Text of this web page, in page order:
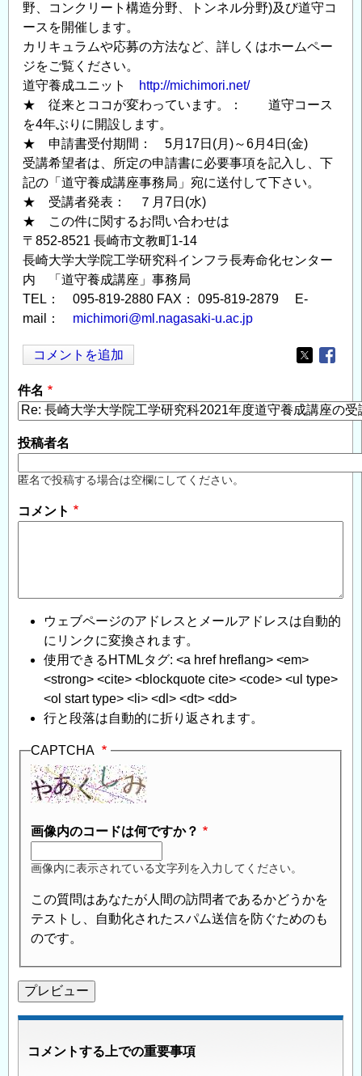
野、コンクリート構造分野、トンネル分野)及び道守コ
ースを開催します。
カリキュラムや応募の方法など、詳しくはホームペー
ジをご覧ください。
道守養成ユニット
http://michimori.net/
★ 従来とココが変わっています。： 道守コース
を4年ぶりに開設します。
★ 申請書受付期間： 5月17日(月)～6月4日(金)
受講希望者は、所定の申請書に必要事項を記入し、下
記の「道守養成講座事務局」宛に送付して下さい。
★ 受講者発表： ７月7日(水)
★ この件に関するお問い合わせは
〒852-8521 長崎市文教町1-14
長崎大学大学院工学研究科インフラ長寿命化センター
内 「道守養成講座」事務局
TEL： 095-819-2880 FAX： 095-819-2879 E-
mail： michimori@ml.nagasaki-u.ac.jp
コメントを追加
Opens in
件名
投稿者名
匿名で投稿する場合は空欄にしてください。
コメント
ウェブページのアドレスとメールアドレスは自動的
にリンクに変換されます。
使用できるHTMLタグ: <a href hreflang> <em>
<strong> <cite> <blockquote cite> <code> <ul type>
<ol start type> <li> <dl> <dt> <dd>
行と段落は自動的に折り返されます。
CAPTCHA
画像内のコードは何ですか？
画像内に表示されている文字列を入力してください。
この質問はあなたが人間の訪問者であるかどうかを
テストし、自動化されたスパム送信を防ぐためのも
のです。
コメントする上での重要事項